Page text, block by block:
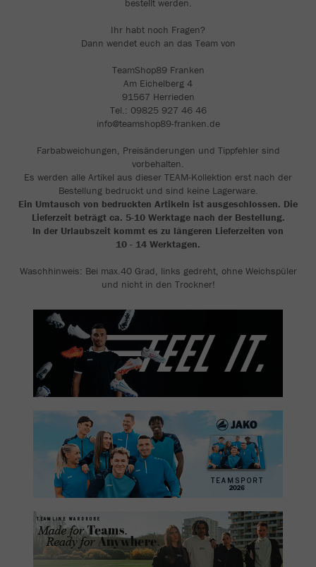
bestellt werden.
Ihr habt noch Fragen?
Dann wendet euch an das Team von
TeamShop89 Franken
Am Eichelberg 4
91567 Herrieden
Tel.: 09825 927 46 46
info@teamshop89-franken.de
Farbabweichungen, Preisänderungen und Tippfehler sind
vorbehalten.
Es werden alle Artikel aus dieser TEAM-Kollektion erst nach der
Bestellung bedruckt und sind keine Lagerware.
Ein Umtausch von bedruckten Artikeln ist ausgeschlossen. Die
Lieferzeit beträgt ca. 5-10 Werktage nach der Bestellung.
In der Urlaubszeit kommt es zu längeren Lieferzeiten von
10 - 14 Werktagen.
Waschhinweis: Bei max.40 Grad, links gedreht, ohne Weichspüler
und nicht in den Trockner!